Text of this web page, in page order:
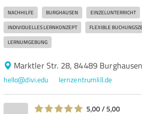
NACHHILFE BURGHAUSEN EINZELUNTERRICHT
INDIVIDUELLES LERNKONZEPT FLEXIBLE
LERNUMGEBUNG
Marktler Str. 28, 84489 Burghausen
hello@divi.edu lernzentrumlill.de
5,00 / 5,00